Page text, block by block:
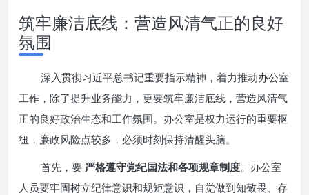
筑牢廉洁底线：营造风清气正的良好
氛围
深入贯彻习近平总书记重要指示精神，着力推动办公室
工作，除了提升业务能力，更要筑牢廉洁底线，营造风清气
正的良好政治生态和工作氛围。办公室是权力运行的重要枢
纽，廉政风险点较多，必须时刻保持清醒头脑。
首先，要 严格遵守党纪国法和各项规章制度。办公室
人员要牢固树立纪律意识和规矩意识，自觉做到知敬畏、存